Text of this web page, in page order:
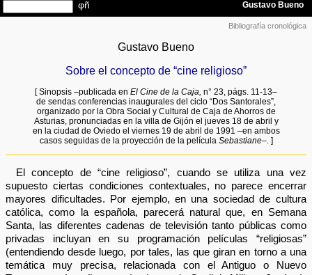
Bibliografía cronológica
Gustavo Bueno
Sobre el concepto de “cine religioso”
[ Sinopsis –publicada en El Cine de la Caja, n° 23, págs. 11-13–
de sendas conferencias inaugurales del ciclo “Dos Santorales”,
organizado por la Obra Social y Cultural de Caja de Ahorros de
Asturias, pronunciadas en la villa de Gijón el jueves 18 de abril y
en la ciudad de Oviedo el viernes 19 de abril de 1991 –en ambos
casos seguidas de la proyección de la película Sebastiane–. ]
El concepto de “cine religioso”, cuando se utiliza una vez
supuesto ciertas condiciones contextuales, no parece encerrar
mayores dificultades. Por ejemplo, en una sociedad de cultura
católica, como la española, parecerá natural que, en Semana
Santa, las diferentes cadenas de televisión tanto públicas como
privadas incluyan en su programación películas “religiosas”
(entendiendo desde luego, por tales, las que giran en torno a una
temática muy precisa, relacionada con el Antiguo o Nuevo